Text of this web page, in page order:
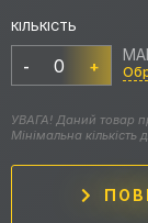
КІЛЬКІСТЬ
- +
УВАГА! Даний товар
Мінімальна кількість